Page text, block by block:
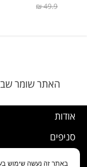
49.9 ₪
האתר שומר
אודות
סניפים